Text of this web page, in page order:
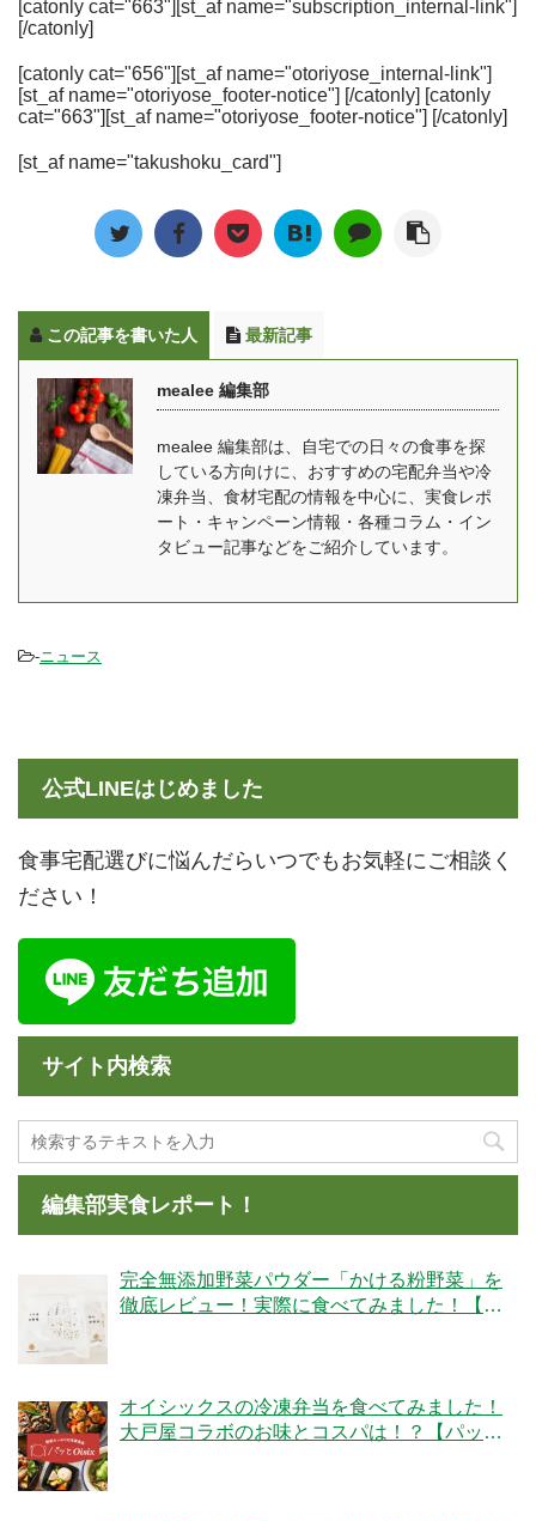
や、おかずの評価、使い
勝手に関する疑問につい
ても答えていきます。
mealee編集部で実際にわ
んまいるを注文して食べ
たときの料理の写真や、
します。 [toc] わんまいる
の特徴 まず最初にわんま
セプトや、これから目指
お話を伺いました。 「マ
マの休食」をはじめたき
っかけとは？ mealee 今
に自己紹介をお願いいた
します。 しき：「ママの
てたべられるための冷凍
Plate」を運営する、食の
おくすり代表取締役の佐
いました。 Tot Plateと
に応じていただき、あり
がとうございます。最初
します。 Tot Plateを運営
している株式会社 食のお
くすり代表の佐野と申し
ます。もともと看護学部
で医療を学び、その中で
予防医学に興味を持ち、
大学院に進学しました。
その一方で大手料理教室
のヘルスケア事業の立ち
だきま ...
分・糖質などを制限した
4つの食事制限コース
たいときにレンジでチン
するタイプの冷凍弁当
配で届けてくれます。 こ
金額や料金、実際に頼ん
でわかった内容について
も紹介します。 美味し
い？まずい？という気に
口コミだけでなく、実際
[catonly cat="663"][st_af name="subscription_internal-link"]
[/catonly]
[catonly cat="656"][st_af name="otoriyose_internal-link"]
[st_af name="otoriyose_footer-notice"] [/catonly] [catonly
cat="663"][st_af name="otoriyose_footer-notice"] [/catonly]
[st_af name="takushoku_card"]
この記事を書いた人 最新記事
mealee 編集部
mealee 編集部は、自宅での日々の食事を探
している方向けに、おすすめの宅配弁当や冷
凍弁当、食材宅配の情報を中心に、実食レポ
ート・キャンペーン情報・各種コラム・イン
タビュー記事などをご紹介しています。
-ニュース
公式LINEはじめました
食事宅配選びに悩んだらいつでもお気軽にご相談く
ださい！
サイト内検索
編集部実食レポート！
完全無添加野菜パウダー「かける粉野菜」を
徹底レビュー！実際に食べてみました！【ベ
オイシックスの冷凍弁当を食べてみました！
大戸屋コラボのお味とコスパは！？【パッと